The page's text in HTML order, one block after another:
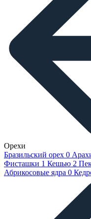
Орехи
Бразильский орех 0
Фисташки 1 Кешью 2
Абрикосовые ядра 0